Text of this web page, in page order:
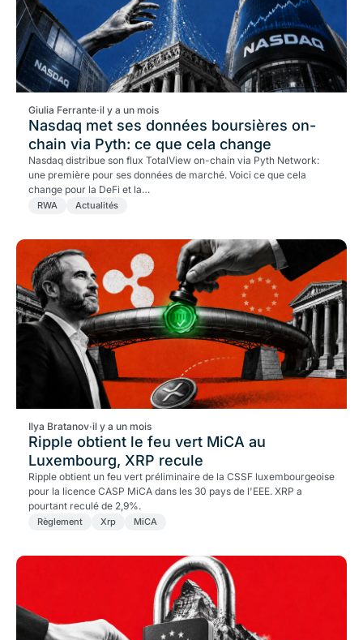
Giulia Ferrante·il y a un mois
Nasdaq met ses données boursières on-
chain via Pyth: ce que cela change
Nasdaq distribue son flux TotalView on-chain via Pyth Network:
une première pour ses données de marché. Voici ce que cela
change pour la DeFi et la…
RWA Actualités
Ilya Bratanov·il y a un mois
Ripple obtient le feu vert MiCA au
Luxembourg, XRP recule
Ripple obtient un feu vert préliminaire de la CSSF luxembourgeoise
pour la licence CASP MiCA dans les 30 pays de l'EEE. XRP a
pourtant reculé de 2,9%.
Règlement Xrp MiCA